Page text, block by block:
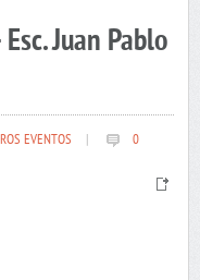
Juan Pablo
EVENTOS 0